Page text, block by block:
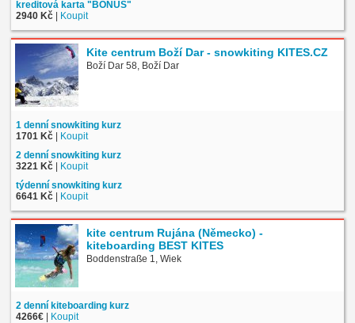
kreditová karta "BONUS"
2940 Kč | Koupit
Kite centrum Boží Dar - snowkiting KITES.CZ
Boží Dar 58, Boží Dar
1 denní snowkiting kurz
1701 Kč | Koupit
2 denní snowkiting kurz
3221 Kč | Koupit
týdenní snowkiting kurz
6641 Kč | Koupit
kite centrum Rujána (Německo) -
kiteboarding BEST KITES
Boddenstraße 1, Wiek
2 denní kiteboarding kurz
4266€ | Koupit